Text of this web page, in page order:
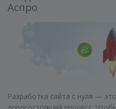
Аспро
Разработка сайта с нуля —